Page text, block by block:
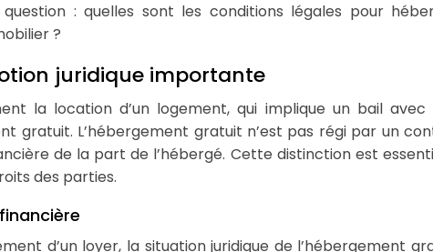
: quelles sont les conditions légales pour
?
juridique importante
la location d’un logement, qui implique un bail avec
gratuit. L’hébergement gratuit n’est pas régi par un
de la part de l’hébergé. Cette distinction est
des parties.
d’un loyer, la situation juridique de l’hébergement